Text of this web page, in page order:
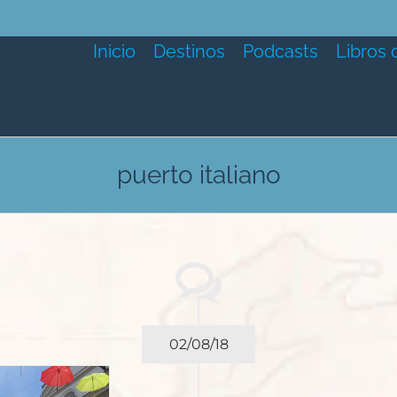
Inicio Destinos Podcasts Libros
puerto italiano
02/08/18